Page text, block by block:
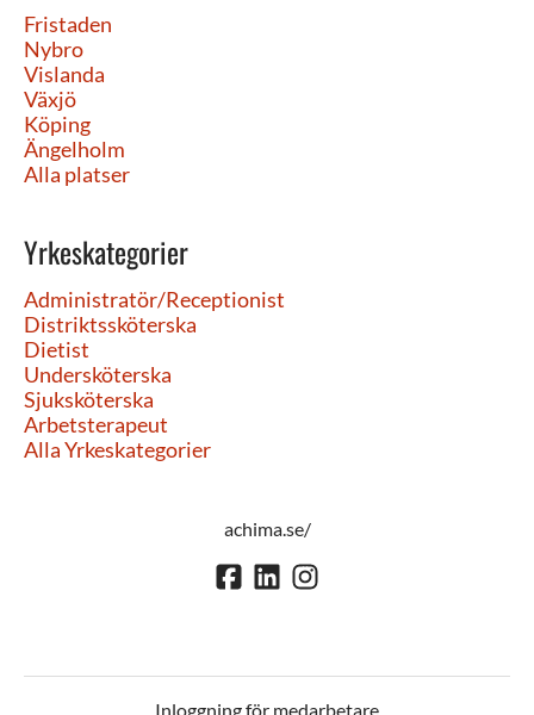
Fristaden
Nybro
Vislanda
Växjö
Köping
Ängelholm
Alla platser
Yrkeskategorier
Administratör/Receptionist
Distriktssköterska
Dietist
Undersköterska
Sjuksköterska
Arbetsterapeut
Alla Yrkeskategorier
achima.se/
Inloggning för medarbetare